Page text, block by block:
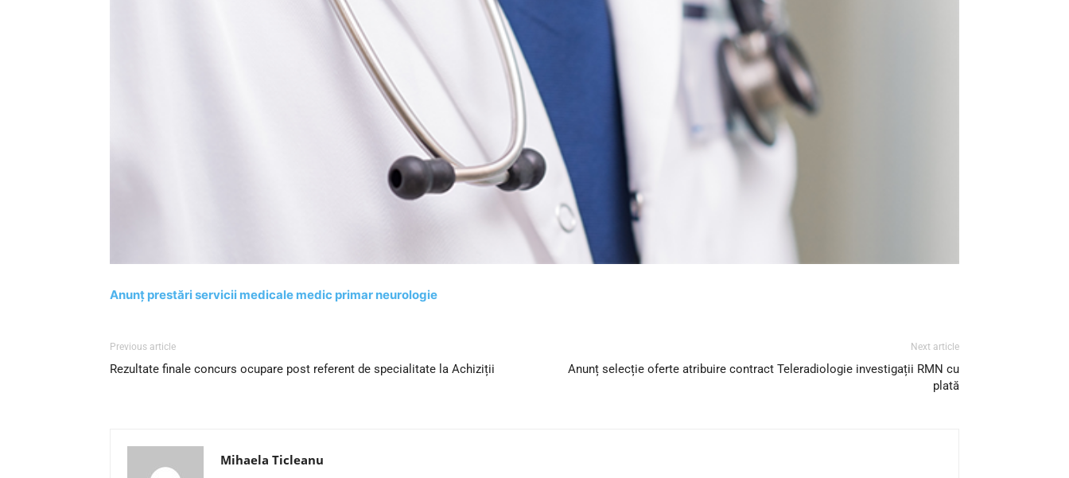
Anunț prestări servicii medicale medic primar neurologie
Previous article
Rezultate finale concurs ocupare post referent de specialitate la Achiziții
Next article
Anunț selecție oferte atribuire contract Teleradiologie investigații RMN cu
plată
Mihaela Ticleanu